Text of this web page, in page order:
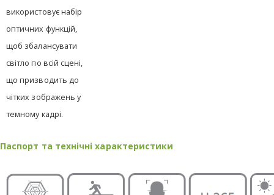
використовує набір
оптичних функцій,
щоб збалансувати
світло по всій сцені,
що призводить до
чітких зображень у
темному кадрі.
Паспорт та технічні характеристики